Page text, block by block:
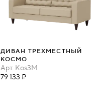
ДИВАН ТРЕХМЕСТНЫЙ
КОСМО
Арт. Kos3М
79 133 ₽